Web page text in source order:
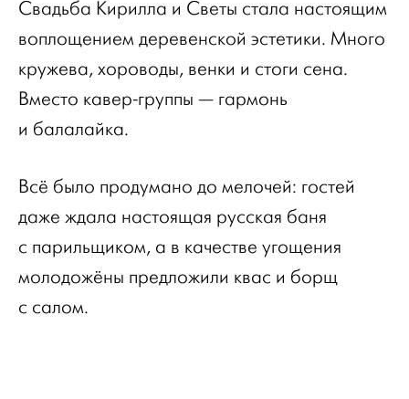
Свадьба Кирилла и Светы стала настоящим
воплощением деревенской эстетики. Много
кружева, хороводы, венки и стоги сена.
Вместо кавер-группы — гармонь
и балалайка.
Всё было продумано до мелочей: гостей
даже ждала настоящая русская баня
с парильщиком, а в качестве угощения
молодожёны предложили квас и борщ
с салом.